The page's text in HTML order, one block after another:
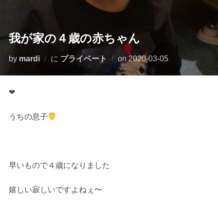
我が家の４歳の赤ちゃん
by mardi に プライベート on投
稿
2020-03-05
❤︎
うちの息子
早いもので４歳になりました
嬉しい寂しいですよねぇ〜